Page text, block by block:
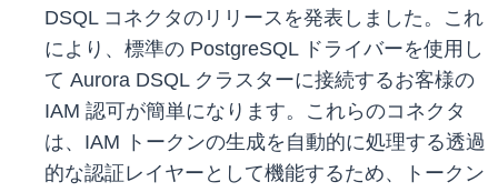
DSQL コネクタのリリースを発表しました。これ
により、標準の PostgreSQL ドライバーを使用し
て Aurora DSQL クラスターに接続するお客様の
IAM 認可が簡単になります。これらのコネクタ
は、IAM トークンの生成を自動的に処理する透過
的な認証レイヤーとして機能するため、トークン